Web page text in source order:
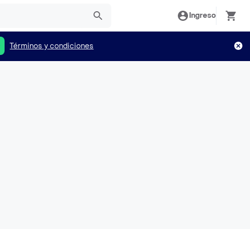
Ingreso
Términos y condiciones